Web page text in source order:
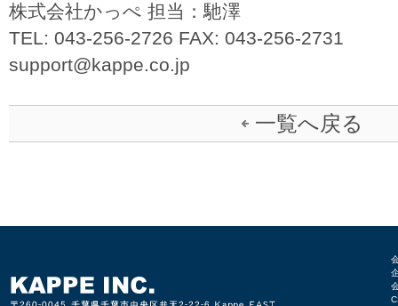
株式会社かっぺ 担当：馳澤
TEL: 043-256-2726 FAX: 043-256-2731
support@kappe.co.jp
一覧へ戻る